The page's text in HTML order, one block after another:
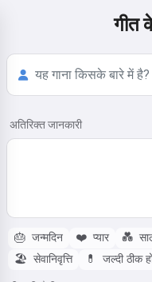
गीत
अतिरिक्त जानकारी
🎂 जन्मदिन ❤️ प्यार 💑
🏖️ सेवानिवृत्ति 💊 जल्दी ठीक